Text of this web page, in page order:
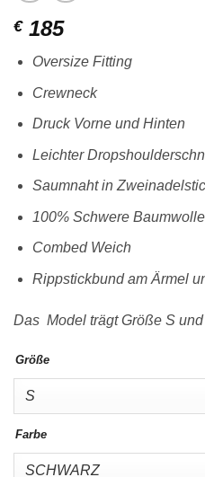
€185
Oversize Fitting
Crewneck
Druck Vorne und Hinten
Leichter
Saumnaht in
100% Schwere Baumwolle
Combed Weich
Rippstickbund am Ärmel
Das Model trägt Größe S
Größe
Farbe